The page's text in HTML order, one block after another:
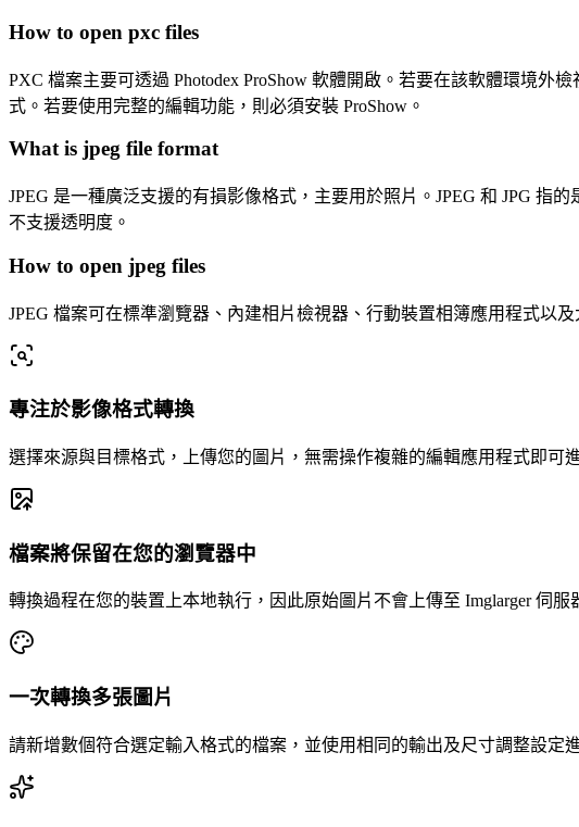
How to open pxc files
PXC 檔案主要可透過 Photodex ProShow 軟體開啟。若要在該軟體環境外
式。若要使用完整的編輯功能，則必須安裝 ProShow。
What is jpeg file format
JPEG 是一種廣泛支援的有損影像格式，主要用於照片。JPEG 和 JPG 指
不支援透明度。
How to open jpeg files
JPEG 檔案可在標準瀏覽器、內建相片檢視器、行動裝置相簿應用程式以
專注於影像格式轉換
選擇來源與目標格式，上傳您的圖片，無需操作複雜的編輯應用程式即可
檔案將保留在您的瀏覽器中
轉換過程在您的裝置上本地執行，因此原始圖片不會上傳至 Imglarger 伺服
一次轉換多張圖片
請新增數個符合選定輸入格式的檔案，並使用相同的輸出及尺寸調整設定